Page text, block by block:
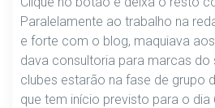
Paralelamente ao trabalho na
e forte com o blog, maquiava
dava consultoria para marcas do
clubes estarão na fase de grupo
que tem início previsto para o dia